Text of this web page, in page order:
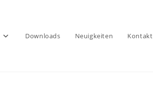
Downloads Neuigkeiten Kontakt